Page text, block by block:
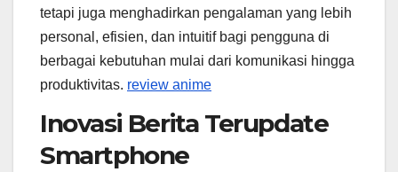
tetapi juga menghadirkan pengalaman yang lebih
personal, efisien, dan intuitif bagi pengguna di
berbagai kebutuhan mulai dari komunikasi hingga
produktivitas. review anime
Inovasi Berita Terupdate
Smartphone